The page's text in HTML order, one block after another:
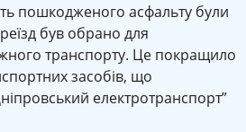
пошкодженого асфальту були
був обрано для
транспорту. Це покращило
засобів, що
електротранспорт”